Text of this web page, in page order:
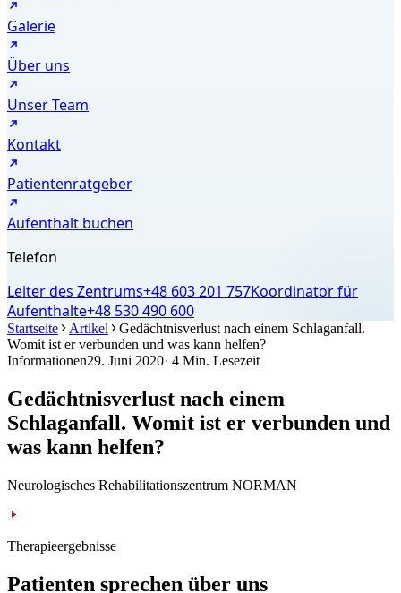
Galerie
Über uns
Unser Team
Kontakt
Patientenratgeber
Aufenthalt buchen
Telefon
Leiter des Zentrums+48 603 201 757Koordinator für
Aufenthalte+48 530 490 600
Startseite Artikel
Gedächtnisverlust nach einem Schlaganfall.
Womit ist er verbunden und was kann helfen?
Informationen29. Juni 2020· 4 Min. Lesezeit
Gedächtnisverlust nach einem
Schlaganfall. Womit ist er verbunden und
was kann helfen?
Neurologisches Rehabilitationszentrum NORMAN
Therapieergebnisse
Patienten sprechen über uns